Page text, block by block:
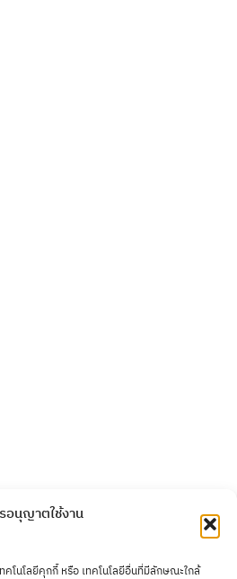
อนุญาตใช้งาน
คโนโลยีคุกกี้ หรือ เทคโนโลยีอื่นที่มีลักษณะใกล้